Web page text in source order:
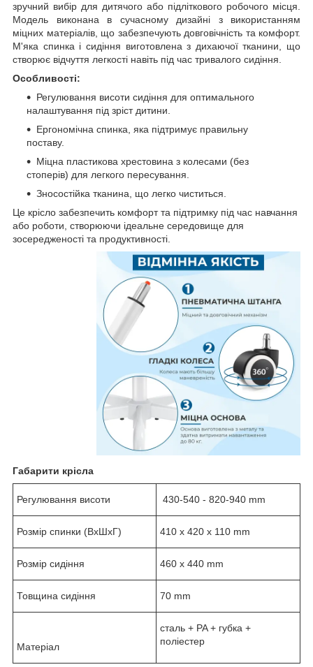
зручний вибір для дитячого або підліткового робочого місця.
Модель виконана в сучасному дизайні з використанням
міцних матеріалів, що забезпечують довговічність та комфорт.
М'яка спинка і сидіння виготовлена з дихаючої тканини, що
створює відчуття легкості навіть під час тривалого сидіння.
Особливості:
Регулювання висоти сидіння для оптимального
налаштування під зріст дитини.
Ергономічна спинка, яка підтримує правильну
поставу.
Міцна пластикова хрестовина з колесами (без
стоперів) для легкого пересування.
Зносостійка тканина, що легко чиститься.
Це крісло забезпечить комфорт та підтримку під час навчання
або роботи, створюючи ідеальне середовище для
зосередженості та продуктивності.
Габарити крісла
Регулювання висоти 430-540 - 820-940 mm
Розмір спинки (ВхШхГ) 410 х 420 х 110 mm
Розмір сидіння 460 х 440 mm
Товщина сидіння 70 mm
Матеріал
сталь + PA + губка +
поліестер